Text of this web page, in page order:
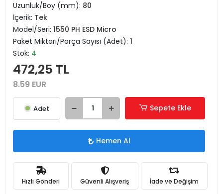
Uzunluk/Boy (mm): 80
İçerik: Tek
Model/Seri: 1550 PH ESD Micro
Paket Miktarı/Parça Sayısı (Adet): 1
Stok: 4
472,25 TL
8.59 EUR
Adet Sepete Ekle
Hemen Al
Hızlı Gönderi Güvenli Alışveriş İade ve Değişim